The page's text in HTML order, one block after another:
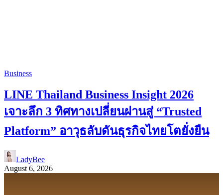
Business
LINE Thailand Business Insight 2026
เจาะลึก 3 ทิศทางเปลี่ยนผ่านสู่ “Trusted
Platform” อาวุธลับดันธุรกิจไทยโตยั่งยืน
LadyBee
August 6, 2026